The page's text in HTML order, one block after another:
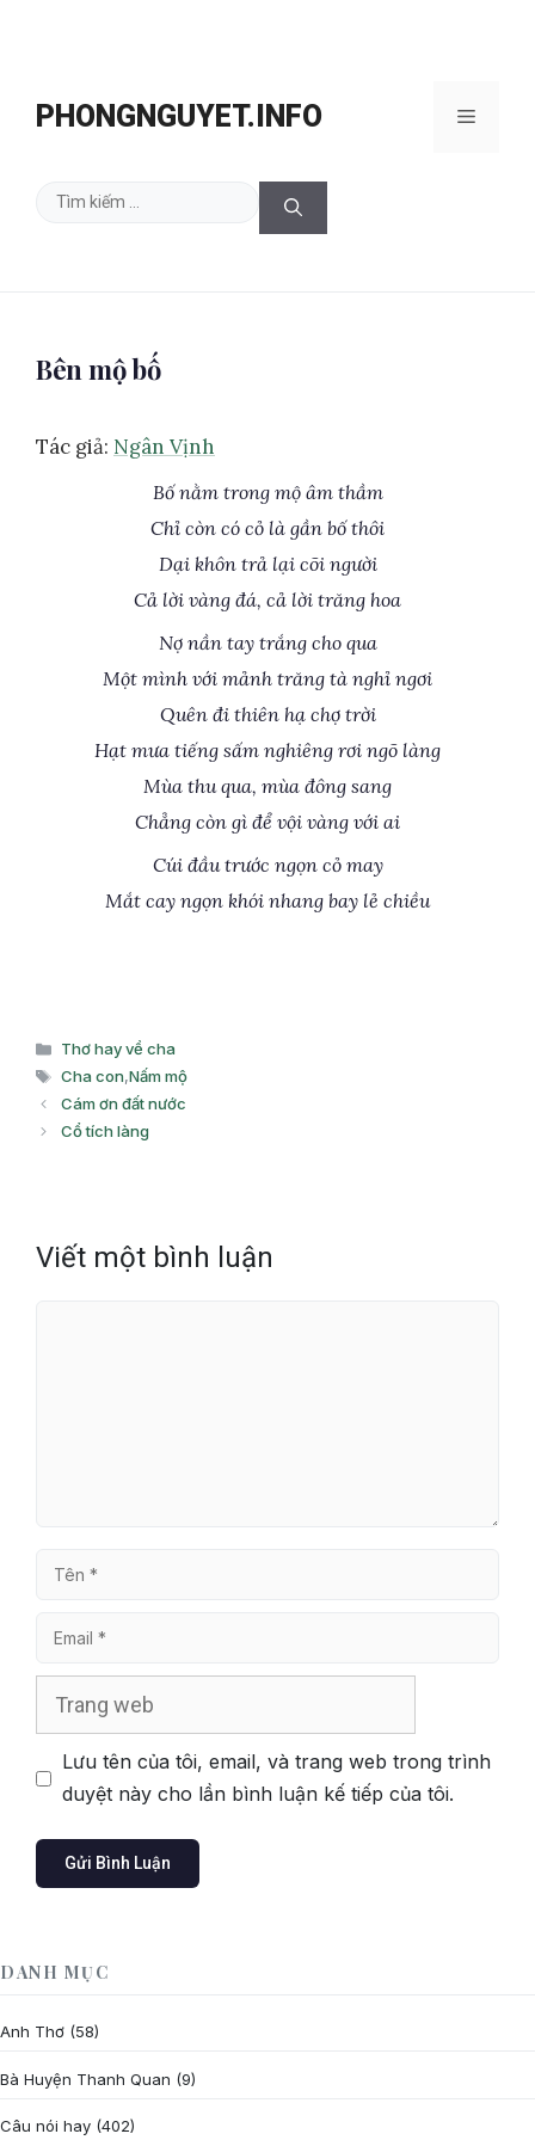
PHONGNGUYET.INFO Menu
Tìm
Bên mộ bố
Tác giả: Ngân Vịnh
Bố nằm trong mộ âm thầm
Chỉ còn có cỏ là gần bố thôi
Dại khôn trả lại cõi người
Cả lời vàng đá, cả lời trăng hoa
Nợ nần tay trắng cho qua
Một mình với mảnh trăng tà nghỉ ngơi
Quên đi thiên hạ chợ trời
Hạt mưa tiếng sấm nghiêng rơi ngõ làng
Mùa thu qua, mùa đông sang
Chẳng còn gì để vội vàng với ai
Cúi đầu trước ngọn cỏ may
Mắt cay ngọn khói nhang bay lẻ chiều
Danh
mục
Thơ hay về cha
Thẻ
Cha con,Nấm mộ
Cám ơn đất nước
Cổ tích làng
Viết một bình luận
Tên
Email
Lưu tên của tôi, email, và trang web trong trình
duyệt này cho lần bình luận kế tiếp của tôi.
DANH MỤC
Anh Thơ (58)
Bà Huyện Thanh Quan (9)
Câu nói hay (402)